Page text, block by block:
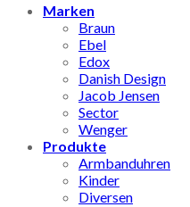
Marken
Braun
Ebel
Edox
Danish Design
Jacob Jensen
Sector
Wenger
Produkte
Armbanduhren
Kinder
Diversen